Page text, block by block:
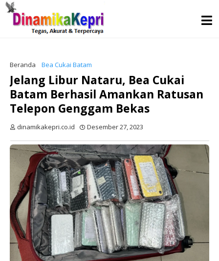
Beranda Bea Cukai Batam
Jelang Libur Nataru, Bea Cukai
Batam Berhasil Amankan Ratusan
Telepon Genggam Bekas
dinamikakepri.co.id Desember 27, 2023